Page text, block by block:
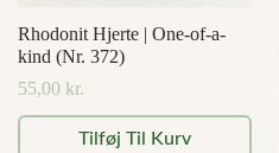
Rhodonit Hjerte | One-of-a-
kind (Nr. 372)
55,00 kr.
Tilføj Til Kurv